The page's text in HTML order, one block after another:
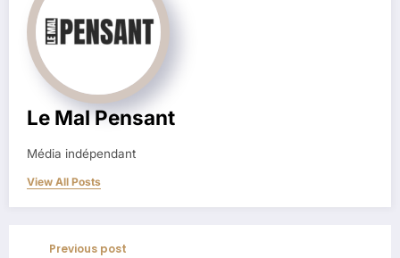
Le Mal Pensant
Média indépendant
View All Posts
Previous post